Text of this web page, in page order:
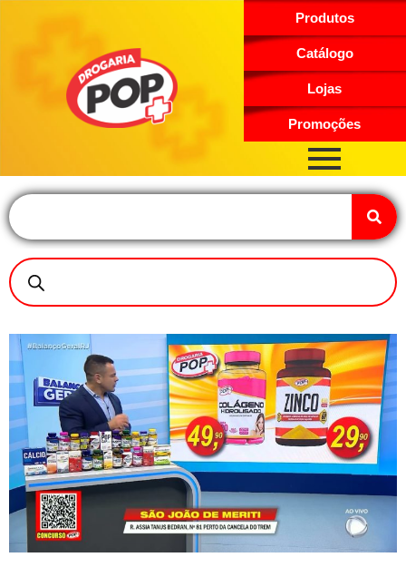
Produtos
Catálogo
Lojas
Promoções